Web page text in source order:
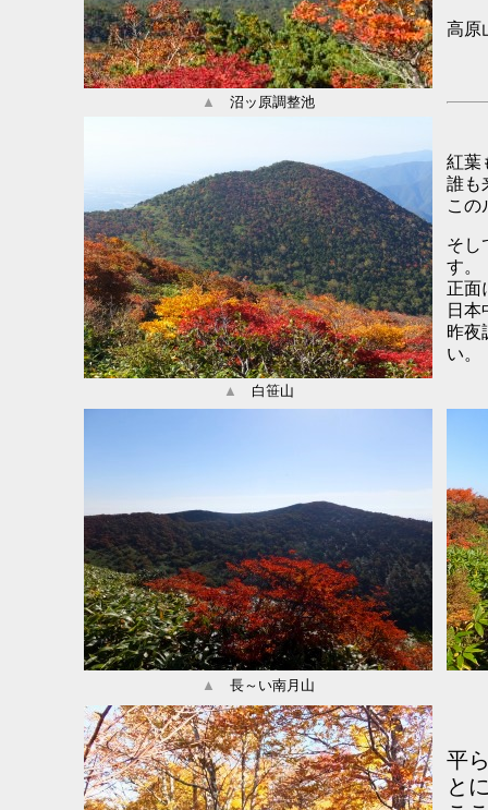
高原
▲ 沼ッ原調整池
紅葉
誰も
この
そし
す。
正面
日
昨夜
い。
▲ 白笹山
▲ 長～い南月山
平
と